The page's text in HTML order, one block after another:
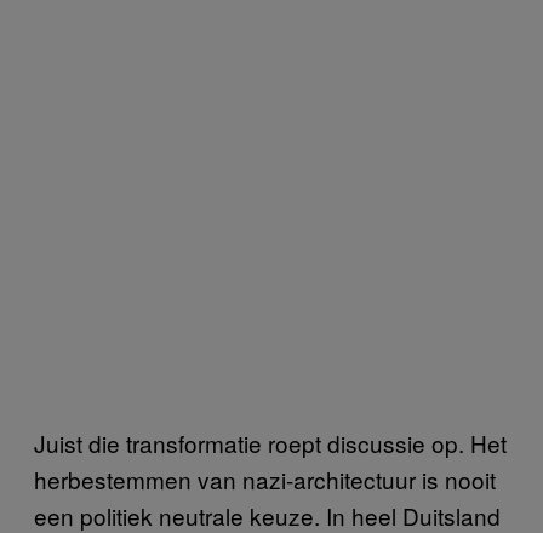
Juist die transformatie roept discussie op. Het
herbestemmen van nazi-architectuur is nooit
een politiek neutrale keuze. In heel Duitsland